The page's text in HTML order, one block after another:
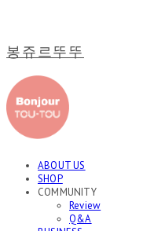
봉쥬르뚜뚜
ABOUT US
SHOP
COMMUNITY
Review
Q&A